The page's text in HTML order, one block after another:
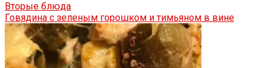
Вторые блюда
Говядина с зеленым горошком и тимьяном в вине